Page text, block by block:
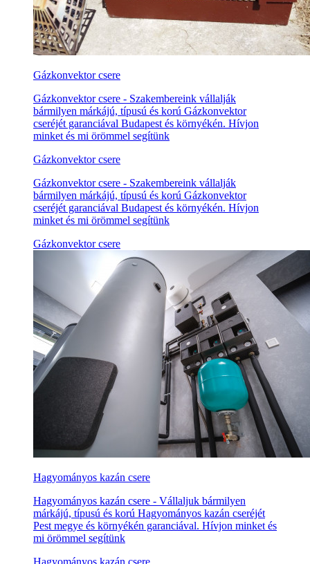
Gázkonvektor csere
Gázkonvektor csere - Szakembereink vállalják
bármilyen márkájú, típusú és korú Gázkonvektor
cseréjét garanciával Budapest és környékén. Hívjon
minket és mi örömmel segítünk
Gázkonvektor csere
Gázkonvektor csere - Szakembereink vállalják
bármilyen márkájú, típusú és korú Gázkonvektor
cseréjét garanciával Budapest és környékén. Hívjon
minket és mi örömmel segítünk
Gázkonvektor csere
Hagyományos kazán csere
Hagyományos kazán csere - Vállaljuk bármilyen
márkájú, típusú és korú Hagyományos kazán cseréjét
Pest megye és környékén garanciával. Hívjon minket és
mi örömmel segítünk